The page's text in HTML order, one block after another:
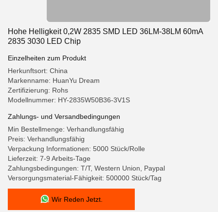
Hohe Helligkeit 0,2W 2835 SMD LED 36LM-38LM 60mA
2835 3030 LED Chip
Einzelheiten zum Produkt
Herkunftsort: China
Markenname: HuanYu Dream
Zertifizierung: Rohs
Modellnummer: HY-2835W50B36-3V1S
Zahlungs- und Versandbedingungen
Min Bestellmenge: Verhandlungsfähig
Preis: Verhandlungsfähig
Verpackung Informationen: 5000 Stück/Rolle
Lieferzeit: 7-9 Arbeits-Tage
Zahlungsbedingungen: T/T, Western Union, Paypal
Versorgungsmaterial-Fähigkeit: 500000 Stück/Tag
Wir Reden Jetzt.